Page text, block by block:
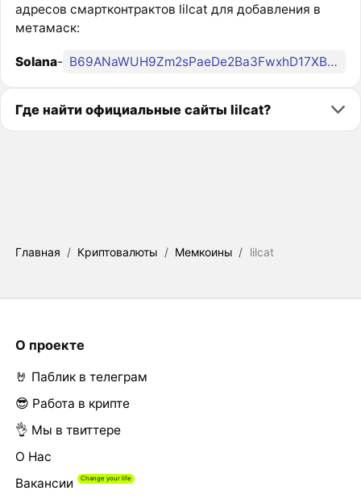
адресов смартконтрактов lilcat для добавления в
метамаск:
Solana- B69ANaWUH9Zm2sPaeDe2Ba3FwxhD17XBGoY3hp4duLKH
Где найти официальные сайты lilcat?
Главная / Криптовалюты / Мемкоины / lilcat
О проекте
🤘 Паблик в телеграм
😎 Работа в крипте
👌 Мы в твиттере
О Нас
Вакансии